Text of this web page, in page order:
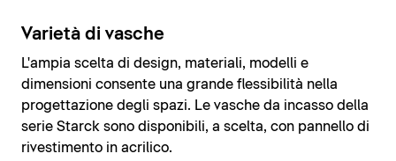
Varietà di vasche
L'ampia scelta di design, materiali, modelli e
dimensioni consente una grande flessibilità nella
progettazione degli spazi. Le vasche da incasso della
serie Starck sono disponibili, a scelta, con pannello di
rivestimento in acrilico.